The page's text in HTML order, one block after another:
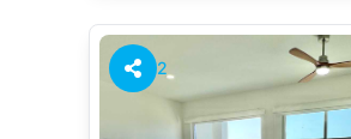
2